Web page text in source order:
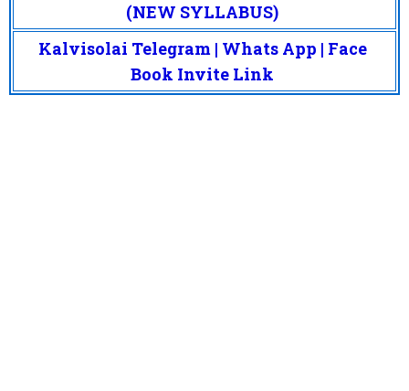
(NEW SYLLABUS)
Kalvisolai Telegram | Whats App | Face
Book Invite Link